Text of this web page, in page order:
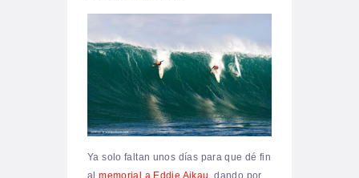
Ya solo faltan unos días para que dé fin
almemorial a Eddie Aikau , dando por